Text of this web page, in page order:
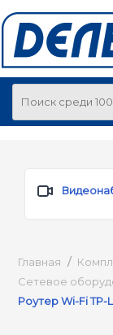
Главная /
Сетевое
Роутер Wi-Fi TP-